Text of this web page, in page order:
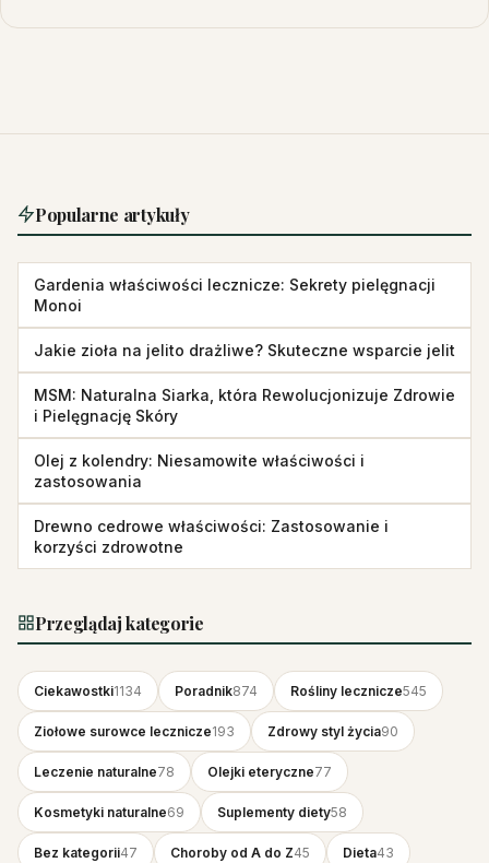
Popularne artykuły
Gardenia właściwości lecznicze: Sekrety pielęgnacji
Monoi
Jakie zioła na jelito drażliwe? Skuteczne wsparcie jelit
MSM: Naturalna Siarka, która Rewolucjonizuje Zdrowie
i Pielęgnację Skóry
Olej z kolendry: Niesamowite właściwości i
zastosowania
Drewno cedrowe właściwości: Zastosowanie i
korzyści zdrowotne
Przeglądaj kategorie
Ciekawostki1134 Poradnik874 Rośliny lecznicze545
Ziołowe surowce lecznicze193 Zdrowy styl życia90
Leczenie naturalne78 Olejki eteryczne77
Kosmetyki naturalne69 Suplementy diety58
Bez kategorii47 Choroby od A do Z45 Dieta43